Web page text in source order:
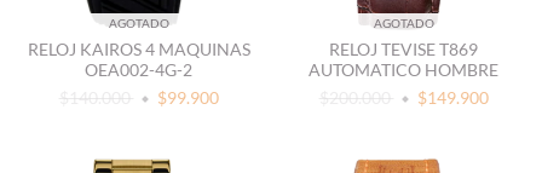
AGOTADO
RELOJ KAIROS 4 MAQUINAS
OEA002-4G-2
$140.000
$99.900
AGOTADO
RELOJ TEVISE T869
AUTOMATICO HOMBRE
$200.000
$149.900